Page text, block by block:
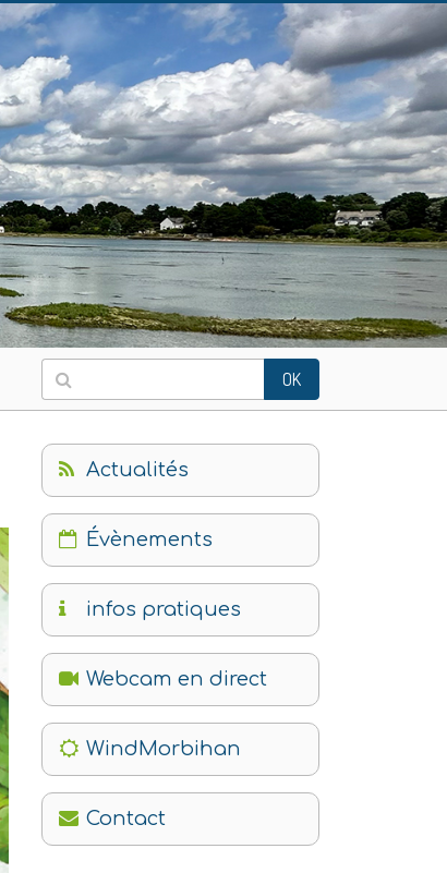
OK
Actualités
Évènements
infos pratiques
Webcam en direct
WindMorbihan
Contact